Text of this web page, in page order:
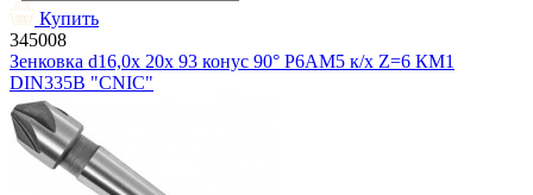
Купить
345008
Зенковка d16,0х 20х 93 конус 90° Р6АМ5 к/х Z=6 КМ1
DIN335B "CNIC"